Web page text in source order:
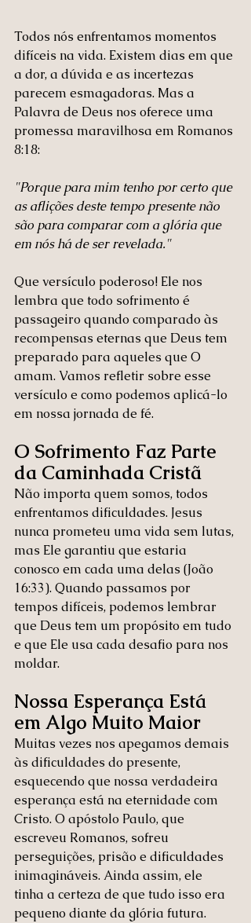
Todos nós enfrentamos momentos
difíceis na vida. Existem dias em que
a dor, a dúvida e as incertezas
parecem esmagadoras. Mas a
Palavra de Deus nos oferece uma
promessa maravilhosa em Romanos
8:18:
"Porque para mim tenho por certo que
as aflições deste tempo presente não
são para comparar com a glória que
em nós há de ser revelada."
Que versículo poderoso! Ele nos
lembra que todo sofrimento é
passageiro quando comparado às
recompensas eternas que Deus tem
preparado para aqueles que O
amam. Vamos refletir sobre esse
versículo e como podemos aplicá-lo
em nossa jornada de fé.
O Sofrimento Faz Parte
da Caminhada Cristã
Não importa quem somos, todos
enfrentamos dificuldades. Jesus
nunca prometeu uma vida sem lutas,
mas Ele garantiu que estaria
conosco em cada uma delas (João
16:33). Quando passamos por
tempos difíceis, podemos lembrar
que Deus tem um propósito em tudo
e que Ele usa cada desafio para nos
moldar.
Nossa Esperança Está
em Algo Muito Maior
Muitas vezes nos apegamos demais
às dificuldades do presente,
esquecendo que nossa verdadeira
esperança está na eternidade com
Cristo. O apóstolo Paulo, que
escreveu Romanos, sofreu
perseguições, prisão e dificuldades
inimagináveis. Ainda assim, ele
tinha a certeza de que tudo isso era
pequeno diante da glória futura.